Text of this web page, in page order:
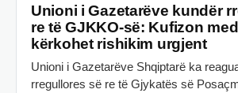
Unioni i Gazetarëve kundër
re të GJKKO-së: Kufizon
kërkohet rishikim urgjent
Unioni i Gazetarëve Shqiptarë ka
rregullores së re të Gjykatës së